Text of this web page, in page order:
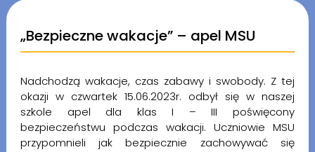
„Bezpieczne wakacje” – apel MSU
Nadchodzą wakacje, czas zabawy i swobody. Z tej
okazji w czwartek 15.06.2023r. odbył się w naszej
szkole apel dla klas I – III poświęcony
bezpieczeństwu podczas wakacji. Uczniowie MSU
przypomnieli jak bezpiecznie zachowywać się